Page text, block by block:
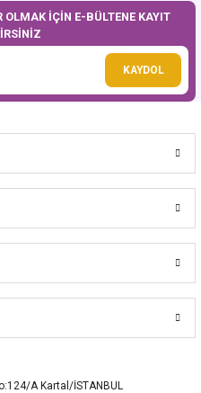
İÇİN E-BÜLTENE KAYIT
KAYDOL
A Kartal/İSTANBUL